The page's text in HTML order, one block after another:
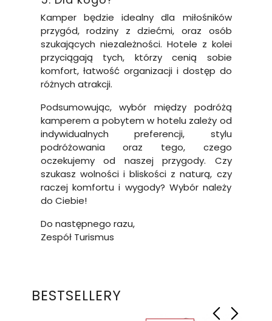
Kamper będzie idealny dla miłośników
przygód, rodziny z dziećmi, oraz osób
szukających niezależności. Hotele z kolei
przyciągają tych, którzy cenią sobie
komfort, łatwość organizacji i dostęp do
różnych atrakcji.
Podsumowując, wybór między podróżą
kamperem a pobytem w hotelu zależy od
indywidualnych preferencji, stylu
podróżowania oraz tego, czego
oczekujemy od naszej przygody. Czy
szukasz wolności i bliskości z naturą, czy
raczej komfortu i wygody? Wybór należy
do Ciebie!
Do następnego razu,
Zespół Turismus
BESTSELLERY